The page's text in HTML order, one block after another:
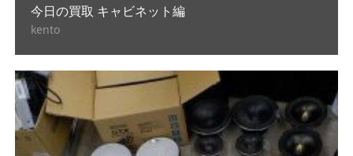
今日の買取 キャビネット編
kento